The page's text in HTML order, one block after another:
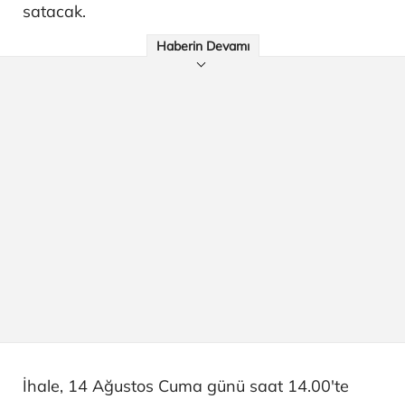
satacak.
Haberin Devamı
İhale, 14 Ağustos Cuma günü saat 14.00'te